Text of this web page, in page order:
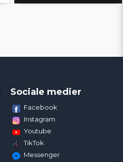
Sociale medier
Facebook
Instagram
Youtube
TikTok
Messenger